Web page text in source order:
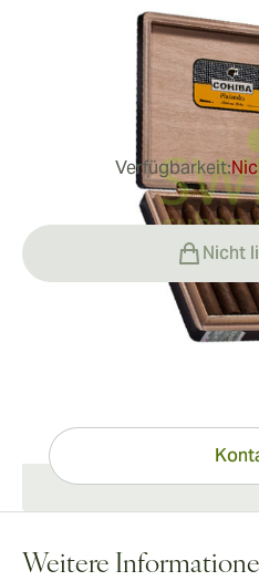
Länge:156
0 Rezensionen
Verfügbarkeit:
Nicht
Weitere